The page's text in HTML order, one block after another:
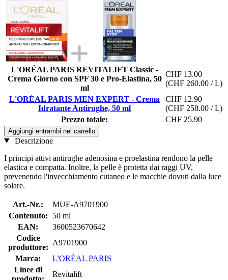
L'ORÉAL PARIS REVITALIFT Classic -
Crema Giorno con SPF 30 e Pro-Elastina, 50
ml
CHF 13.00
(CHF 260.00 / L)
L'ORÉAL PARIS MEN EXPERT - Crema
Idratante Antirughe, 50 ml
CHF 12.90
(CHF 258.00 / L)
Prezzo totale:
CHF 25.90
Aggiungi entrambi nel carrello
Descrizione
I principi attivi antirughe adenosina e proelastina rendono la pelle
elastica e compatta. Inoltre, la pelle è protetta dai raggi UV,
prevenendo l'invecchiamento cutaneo e le macchie dovuti dalla luce
solare.
Art.-Nr.:
MUE-A9701900
Contenuto:
50 ml
EAN:
3600523670642
Codice
produttore:
A9701900
Marca:
L'ORÉAL PARIS
Linee di
Revitalift